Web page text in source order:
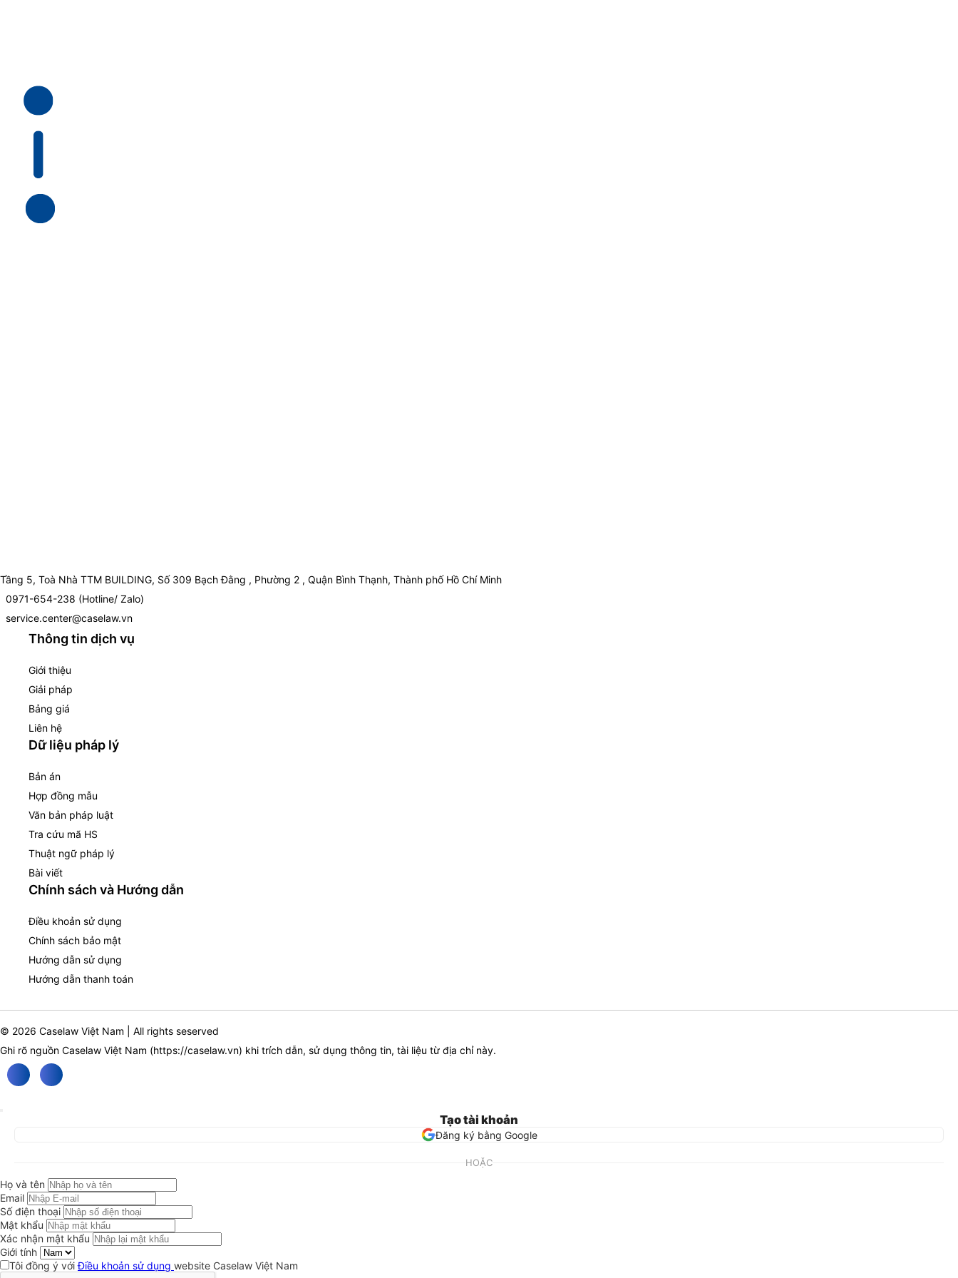
Tầng 5, Toà Nhà TTM BUILDING, Số 309 Bạch Đằng , Phường 2 , Quận Bình Thạnh, Thành phố Hồ Chí Minh
0971-654-238 (Hotline/ Zalo)
service.center@caselaw.vn
Thông tin dịch vụ
Giới thiệu
Giải pháp
Bảng giá
Liên hệ
Dữ liệu pháp lý
Bản án
Hợp đồng mẫu
Văn bản pháp luật
Tra cứu mã HS
Thuật ngữ pháp lý
Bài viết
Chính sách và Hướng dẫn
Điều khoản sử dụng
Chính sách bảo mật
Hướng dẫn sử dụng
Hướng dẫn thanh toán
© 2026 Caselaw Việt Nam | All rights seserved
Ghi rõ nguồn Caselaw Việt Nam (https://caselaw.vn) khi trích dẫn, sử dụng thông tin, tài liệu từ địa chỉ này.
Tạo tài khoản
Đăng ký bằng Google
HOẶC
Họ và tên
Email
Số điện thoại
Mật khẩu
Xác nhận mật khẩu
Giới tính
Tôi đồng ý vớiĐiều khoản sử dụng website Caselaw Việt Nam